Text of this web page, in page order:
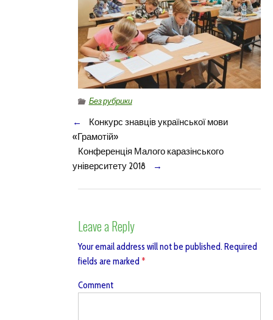
Без рубрики
←
Конкурс знавців української мови
«Грамотій»
Конференція Малого каразінського
університету 2018
→
Leave a Reply
Your email address will not be published. Required
fields are marked *
Comment